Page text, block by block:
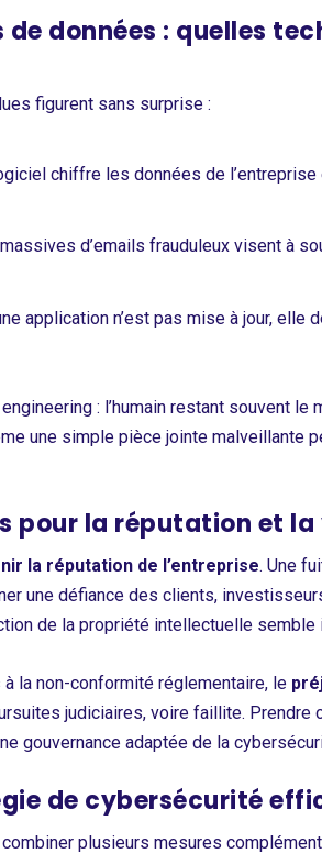
données : quelles
figurent sans surprise :
chiffre les données de
d’emails frauduleux visent à
application n’est pas mise à jour,
: l’humain restant souvent
une simple pièce jointe malveillante
pour la réputation et
la réputation de l’entreprise. Une
une défiance des clients,
de la propriété intellectuelle semble
la non-conformité réglementaire, le
judiciaires, voire faillite.
gouvernance adaptée de la
de cybersécurité
plusieurs mesures